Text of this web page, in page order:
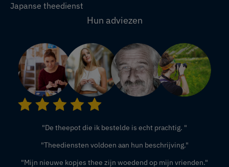
Japanse theedienst
Hun adviezen
"De theepot die ik bestelde is echt prachtig. "
"Theediensten voldoen aan hun beschrijving."
"Mijn nieuwe kopjes thee zijn woedend op mijn vrienden."